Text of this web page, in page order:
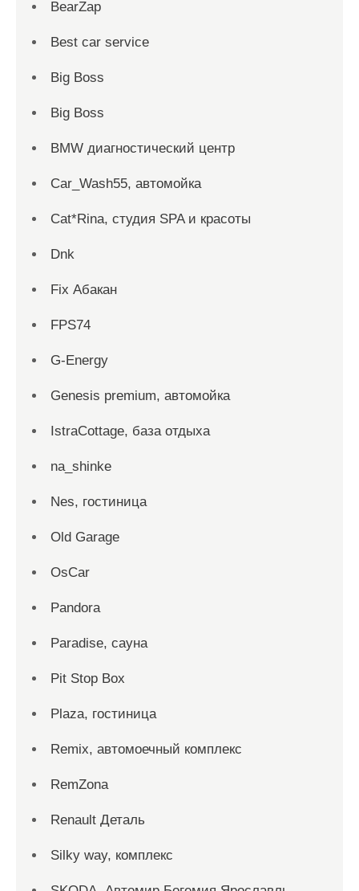
BearZap
Best car service
Big Boss
Big Boss
BMW диагностический центр
Car_Wash55, автомойка
Cat*Rina, студия SPA и красоты
Dnk
Fix Абакан
FPS74
G-Energy
Genesis premium, автомойка
IstraCottage, база отдыха
na_shinke
Nes, гостиница
Old Garage
OsCar
Pandora
Paradise, сауна
Pit Stop Box
Plaza, гостиница
Remix, автомоечный комплекс
RemZona
Renault Деталь
Silky way, комплекс